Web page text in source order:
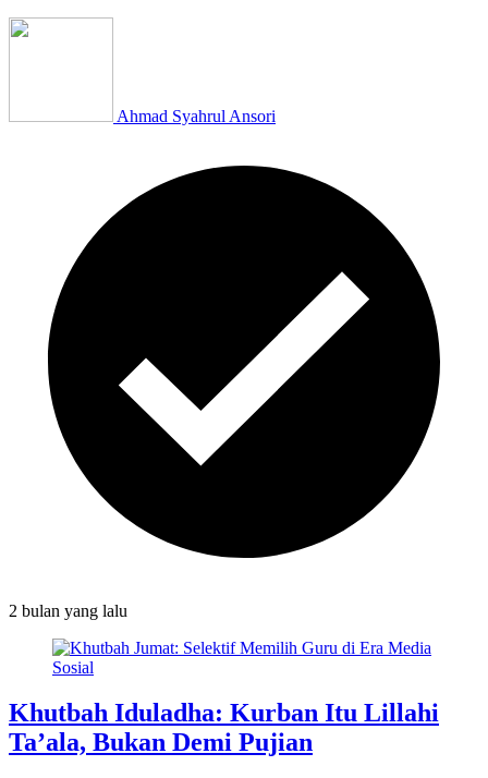
Ahmad Syahrul Ansori
2 bulan yang lalu
Khutbah Iduladha: Kurban Itu Lillahi
Ta’ala, Bukan Demi Pujian